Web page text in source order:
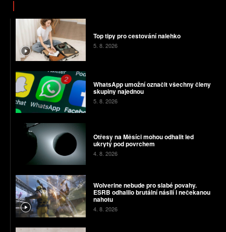
Top tipy pro cestování nalehko
5. 8. 2026
WhatsApp umožní označit všechny členy
skupiny najednou
5. 8. 2026
Otřesy na Měsíci mohou odhalit led
ukrytý pod povrchem
4. 8. 2026
Wolverine nebude pro slabé povahy.
ESRB odhalilo brutální násilí i nečekanou
nahotu
4. 8. 2026